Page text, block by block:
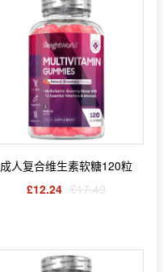
成人复合维生素软糖120粒
£12.24 £17.49